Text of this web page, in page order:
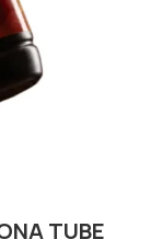
TUBE